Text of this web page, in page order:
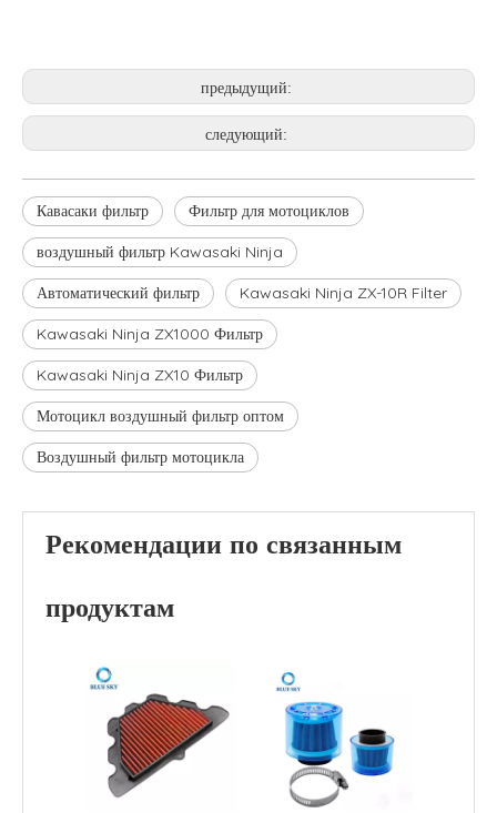
предыдущий:
следующий:
Кавасаки фильтр Фильтр для мотоциклов
воздушный фильтр Kawasaki Ninja
Автоматический фильтр Kawasaki Ninja ZX-10R Filter
Kawasaki Ninja ZX1000 Фильтр
Kawasaki Ninja ZX10 Фильтр
Мотоцикл воздушный фильтр оптом
Воздушный фильтр мотоцикла
Рекомендации по связанным
продуктам